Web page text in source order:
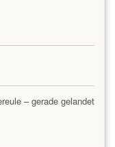
– gerade gelandet